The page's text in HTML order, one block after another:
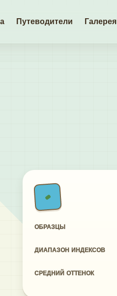
Путеводители Галерея
ОБРАЗЦЫ
ДИАПАЗОН ИНДЕКСОВ
СРЕДНИЙ ОТТЕНОК